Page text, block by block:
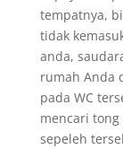
tempatnya,
tidak
anda,
rumah Anda
pada WC
mencari
sepeleh